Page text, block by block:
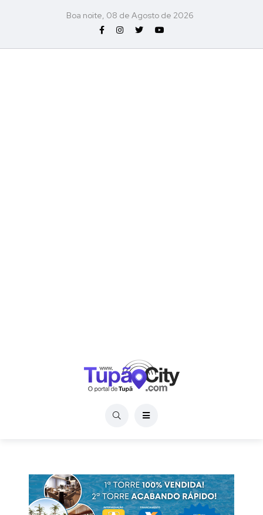
Boa noite, 08 de Agosto de 2026